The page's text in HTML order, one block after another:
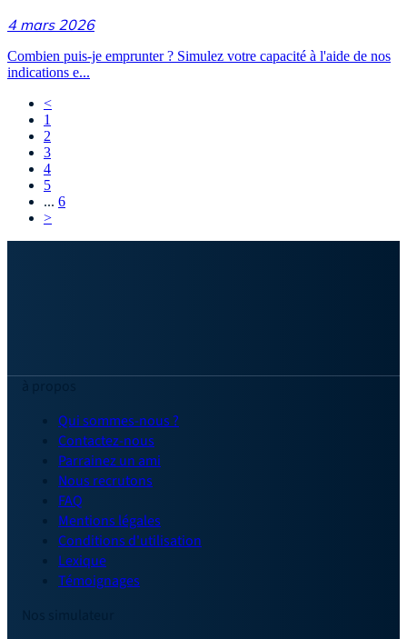
4 mars 2026
Combien puis-je emprunter ? Simulez votre capacité à l'aide de nos
indications e...
<
1
2
3
4
5
... 6
>
Qui sommes-nous ?
Contactez-nous
Parrainez un ami
Nous recrutons
FAQ
Mentions légales
Conditions d'utilisation
Lexique
Témoignages